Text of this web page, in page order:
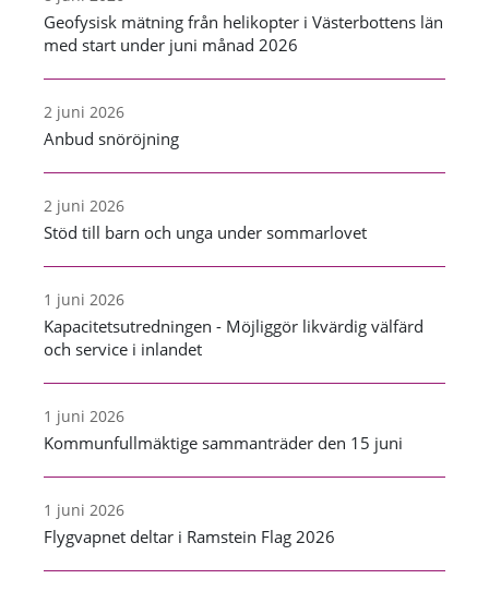
Geofysisk mätning från helikopter i Västerbottens län
med start under juni månad 2026
2 juni 2026
Anbud snöröjning
2 juni 2026
Stöd till barn och unga under sommarlovet
1 juni 2026
Kapacitetsutredningen - Möjliggör likvärdig välfärd
och service i inlandet
1 juni 2026
Kommunfullmäktige sammanträder den 15 juni
1 juni 2026
Flygvapnet deltar i Ramstein Flag 2026